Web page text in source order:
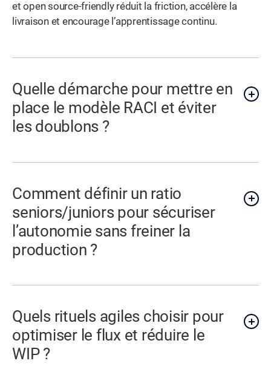
et open source-friendly réduit la friction, accélère la
livraison et encourage l’apprentissage continu.
Quelle démarche pour mettre en
place le modèle RACI et éviter
les doublons ?
Comment définir un ratio
seniors/juniors pour sécuriser
l’autonomie sans freiner la
production ?
Quels rituels agiles choisir pour
optimiser le flux et réduire le
WIP ?